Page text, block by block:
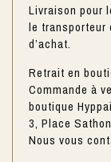
Livraison pour
le transporteur
d’achat.
Retrait en
Commande à
boutique
3, Place
Nous vous